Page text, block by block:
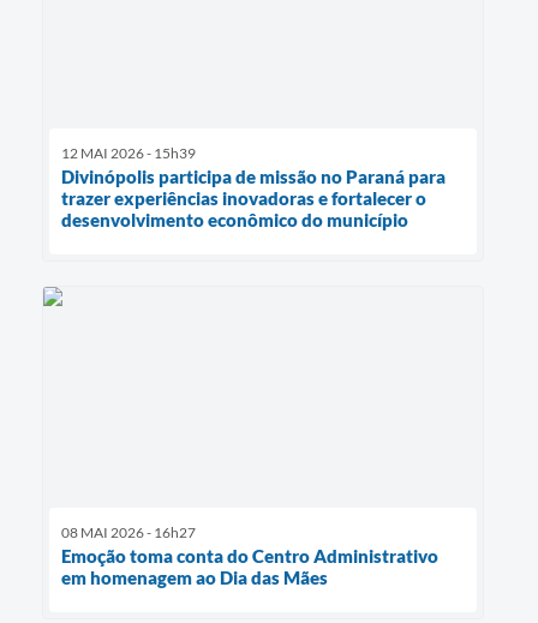
12 MAI 2026 - 15h39
Divinópolis participa de missão no Paraná para
trazer experiências inovadoras e fortalecer o
desenvolvimento econômico do município
08 MAI 2026 - 16h27
Emoção toma conta do Centro Administrativo
em homenagem ao Dia das Mães